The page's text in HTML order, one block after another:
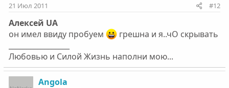
21 Июл 2011 #12
Алексей UA
он имел ввиду пробуем
грешна и я..чО скрывать
Любовью и Силой Жизнь наполни мою...
Angola